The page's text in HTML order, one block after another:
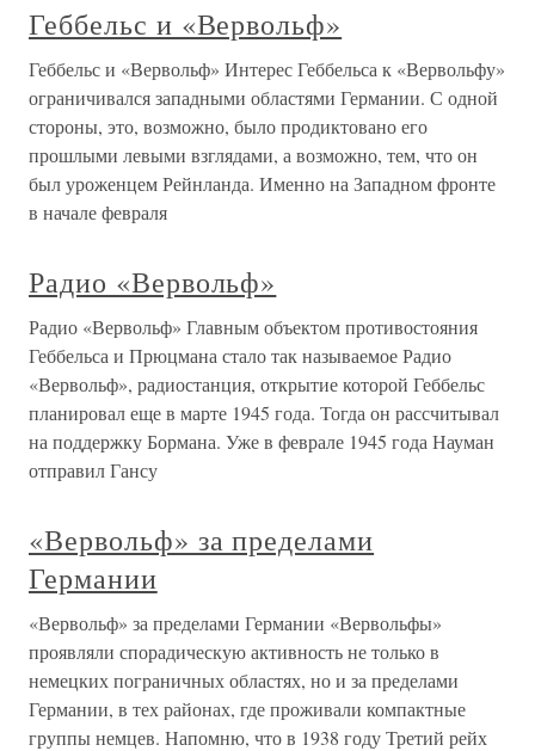
Геббельс и «Вервольф»
Геббельс и «Вервольф» Интерес Геббельса к «Вервольфу»
ограничивался западными областями Германии. С одной
стороны, это, возможно, было продиктовано его
прошлыми левыми взглядами, а возможно, тем, что он
был уроженцем Рейнланда. Именно на Западном фронте
в начале февраля
Радио «Вервольф»
Радио «Вервольф» Главным объектом противостояния
Геббельса и Прюцмана стало так называемое Радио
«Вервольф», радиостанция, открытие которой Геббельс
планировал еще в марте 1945 года. Тогда он рассчитывал
на поддержку Бормана. Уже в феврале 1945 года Науман
отправил Гансу
«Вервольф» за пределами
Германии
«Вервольф» за пределами Германии «Вервольфы»
проявляли спорадическую активность не только в
немецких пограничных областях, но и за пределами
Германии, в тех районах, где проживали компактные
группы немцев. Напомню, что в 1938 году Третий рейх